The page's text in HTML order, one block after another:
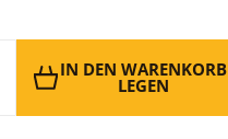
IN DEN WARENKORB
LEGEN